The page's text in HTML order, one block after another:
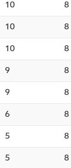
10 8
10 8
10 8
9 8
9 8
6 8
5 8
5 8